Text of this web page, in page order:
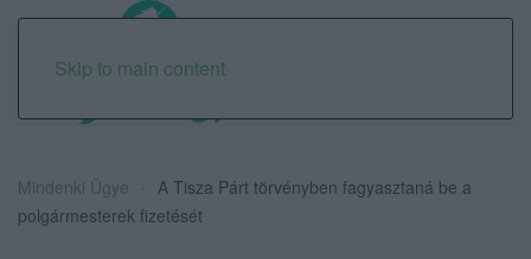
Skip to main content
Mindenki Ügye
A Tisza Párt törvényben fagyasztaná be a
polgármesterek fizetését